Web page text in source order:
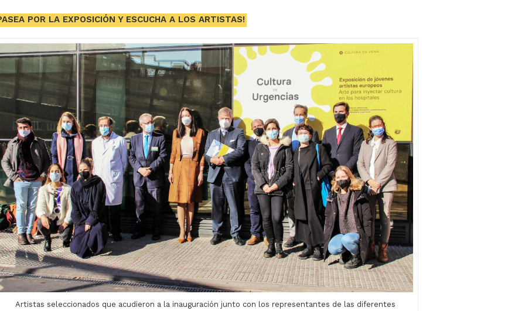
POR LA EXPOSICIÓN Y ESCUCHA A LOS ARTISTAS!
Artistas seleccionados que acudieron a la inauguración junto con los representantes de las diferentes